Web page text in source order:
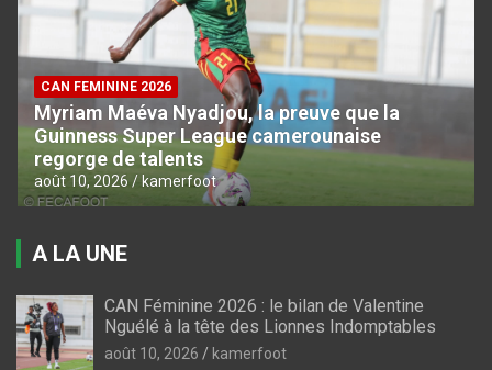
CAN FEMININE 2026
Myriam Maéva Nyadjou, la preuve que la
Guinness Super League camerounaise
regorge de talents
août 10, 2026 kamerfoot
A LA UNE
CAN Féminine 2026 : le bilan de Valentine
Nguélé à la tête des Lionnes Indomptables
août 10, 2026 kamerfoot